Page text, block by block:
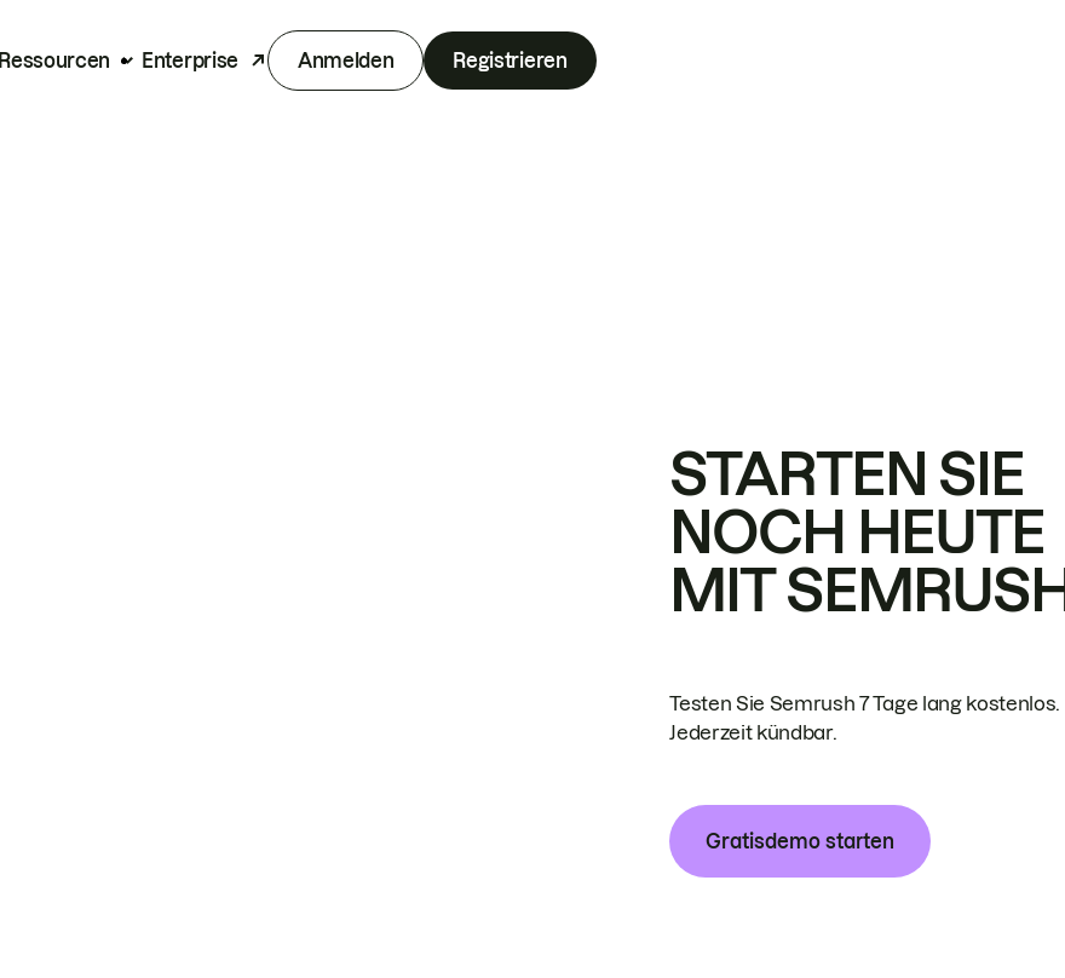
Ressourcen Enterprise Anmelden Registrieren
STARTEN SIE
NOCH HEUTE
MIT
Testen Sie Semrush 7 Tage lang kostenlos.
Jederzeit kündbar.
Gratisdemo starten